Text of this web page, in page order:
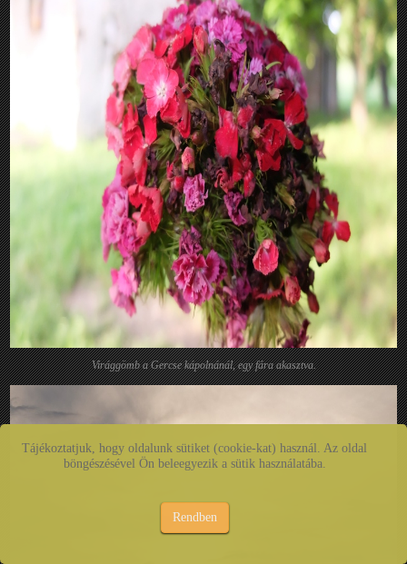
Virággömb a Gercse kápolnánál, egy fára akasztva.
Tájékoztatjuk, hogy oldalunk sütiket (cookie-kat) használ. Az oldal
böngészésével Ön beleegyezik a sütik használatába.
Rendben